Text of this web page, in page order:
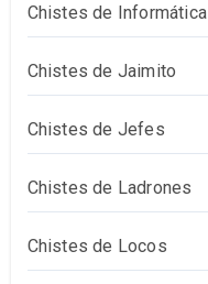
Chistes de Informática
Chistes de Jaimito
Chistes de Jefes
Chistes de Ladrones
Chistes de Locos